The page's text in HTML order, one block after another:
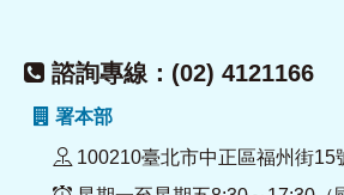
諮詢專線：(02) 4121166
署本部
100210臺北市中正區福州街15